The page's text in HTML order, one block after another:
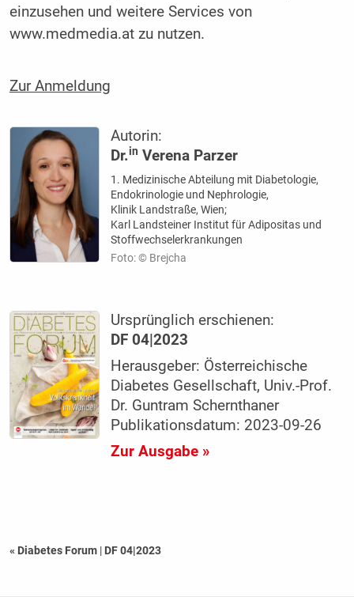
einzusehen und weitere Services von
www.medmedia.at zu nutzen.
Zur Anmeldung
Autorin:
Dr.in Verena Parzer
1. Medizinische Abteilung mit Diabetologie,
Endokrinologie und Nephrologie,
Klinik Landstraße, Wien;
Karl Landsteiner Institut für Adipositas und
Stoffwechselerkrankungen
Foto: © Brejcha
Ursprünglich erschienen:
DF 04|2023
Herausgeber: Österreichische
Diabetes Gesellschaft, Univ.-Prof.
Dr. Guntram Schernthaner
Publikationsdatum: 2023-09-26
Zur Ausgabe »
« Diabetes Forum | DF 04|2023